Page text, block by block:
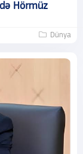
Hörmüz
Dünya